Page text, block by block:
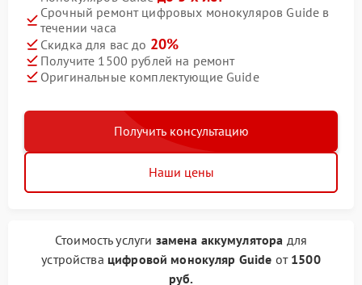
Срочный ремонт цифровых монокуляров Guide в
течении часа
Скидка для вас до 20%
Получите 1500 рублей на ремонт
Оригинальные комплектующие Guide
Получить консультацию
Наши цены
Стоимость услуги замена аккумулятора для
устройства цифровой монокуляр Guide от 1500
руб.